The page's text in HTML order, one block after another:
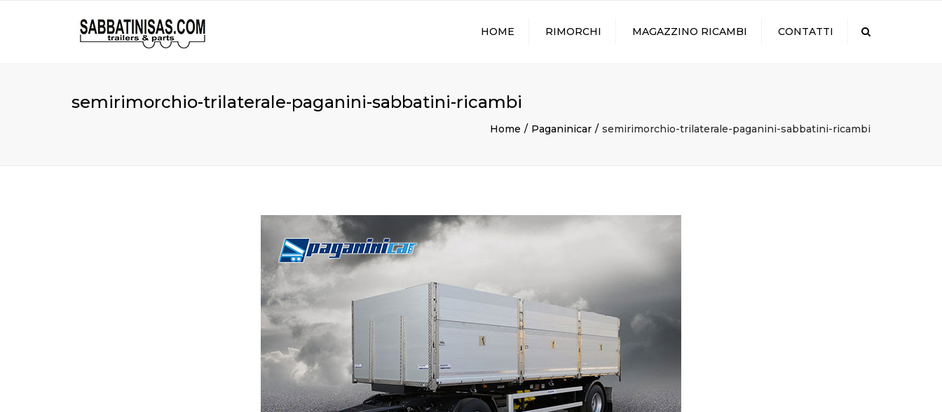
HOME RIMORCHI MAGAZZINO RICAMBI CONTATTI
semirimorchio-trilaterale-paganini-sabbatini-ricambi
Home Paganinicar semirimorchio-trilaterale-paganini-sabbatini-ricambi